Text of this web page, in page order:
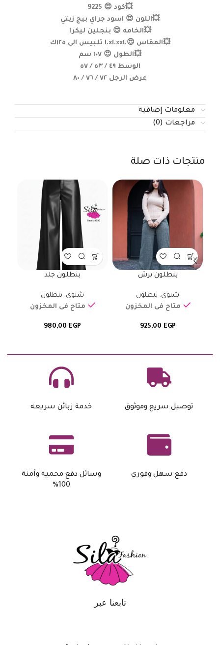
💥كود 😍 9225
💥اللون 😍 اسود جراي بيج زيتي
💥الخامه 😍 بنجلين ليكرا
💥المقاس 😍.l.xl.xxl تلبيس الى ١٢٥ك
💥الطول 😍 ١٠٧ سم
الوسط ٤٩ / ٥٣ / ٥٧
عرض الرجل ٧٢ / ٧٦ / ٨٠
معلومات إضافية
مراجعات (0)
منتجات ذات صلة
بنطلون برش
شتوي, بنطلون
متاح فى المخزون
925,00 EGP
بنطلون جلد
شتوي, بنطلون
متاح فى المخزون
980,00 EGP
دفع سهل وفوري
وسائل دفع محمية وآمنة
100%
توصيل سريع وموثوق خدمة زبائن سريعه
تابعنا عبر